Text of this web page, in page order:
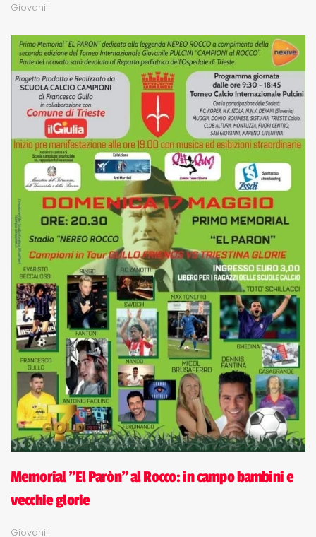
Giovanili
Memorial "El Paròn" al Rocco: in campo bambini e
vecchie glorie
Giovanili